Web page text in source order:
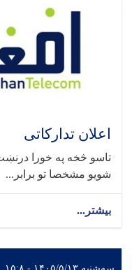
اعلان تدارکاتی
تاسو څخه په خورا
شویو مشخصا تو برابر...
بیشتر...